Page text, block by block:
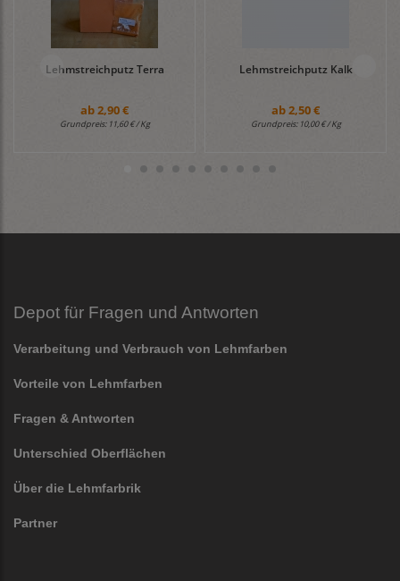
Lehmstreichputz Terra
ab2,90 €
Grundpreis: 11,60 € / Kg
Lehmstreichputz Kalk
ab2,50 €
Grundpreis: 10,00 € / Kg
Depot für Fragen und Antworten
Verarbeitung und Verbrauch von Lehmfarben
Vorteile von Lehmfarben
Fragen & Antworten
Unterschied Oberflächen
Über die Lehmfarbrik
Partner